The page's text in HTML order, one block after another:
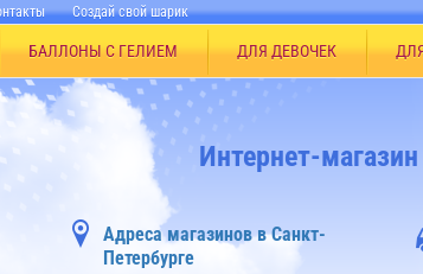
Создай свой шарик
БАЛЛОНЫ С ГЕЛИЕМ ДЛЯ ДЕВОЧЕК
Интернет-
Адреса магазинов в Санкт-
Петербурге